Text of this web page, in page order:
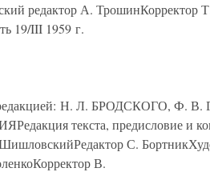
редактор А. ТрошинКорректор
19/III 1959 г.
редакцией: Н. Л. БРОДСКОГО, Ф.
текста, предисловие и
С.
В.